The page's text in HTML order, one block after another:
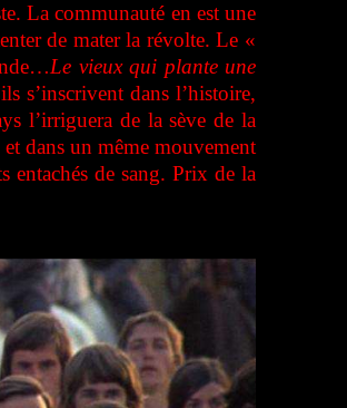
La communauté en est une
de mater la révolte. Le «
Le vieux qui plante une
s’inscrivent dans l’histoire,
l’irriguera de la sève de la
dans un même mouvement
entachés de sang. Prix de la